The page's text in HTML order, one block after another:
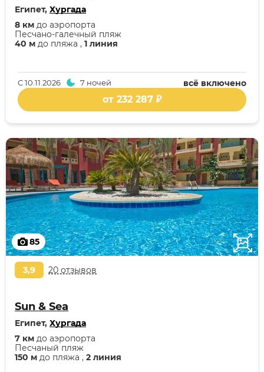
Египет, Хургада
40 м до пляжа , 1 линия
Песчано-галечный пляж
8 км до аэропорта
всё включено
С10.11.2026 7 ночей
от 232 287 ₽
85
3,9 20 отзывов
Sun & Sea
Египет, Хургада
150 м до пляжа , 2 линия
Песчаный пляж
7 км до аэропорта